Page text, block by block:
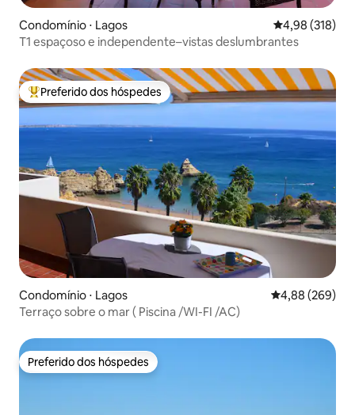
Condomínio ⋅ Lagos 4,98 de uma
4,98 (318)
T1 espaçoso e independente–vistas deslumbrantes
Entre os melhores preferidos dos hóspedes
Preferido dos hóspedes
Condomínio ⋅ Lagos 4,88 de uma
4,88 (269)
Terraço sobre o mar ( Piscina /WI-FI /AC)
Preferido dos hóspedes
Preferido dos hóspedes